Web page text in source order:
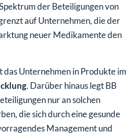
der Beteiligungen von
auf Unternehmen, die der
neuer Medikamente den
Unternehmen in Produkte im
. Darüber hinaus legt BB
nur an solchen
die sich durch eine gesunde
Management und